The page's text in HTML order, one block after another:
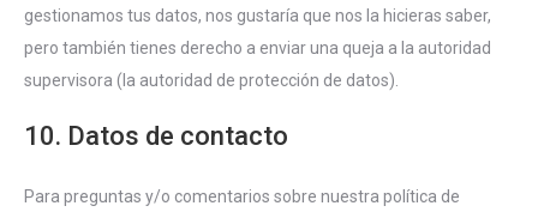
gestionamos tus datos, nos gustaría que nos la hicieras saber,
pero también tienes derecho a enviar una queja a la autoridad
supervisora (la autoridad de protección de datos).
10. Datos de contacto
Para preguntas y/o comentarios sobre nuestra política de